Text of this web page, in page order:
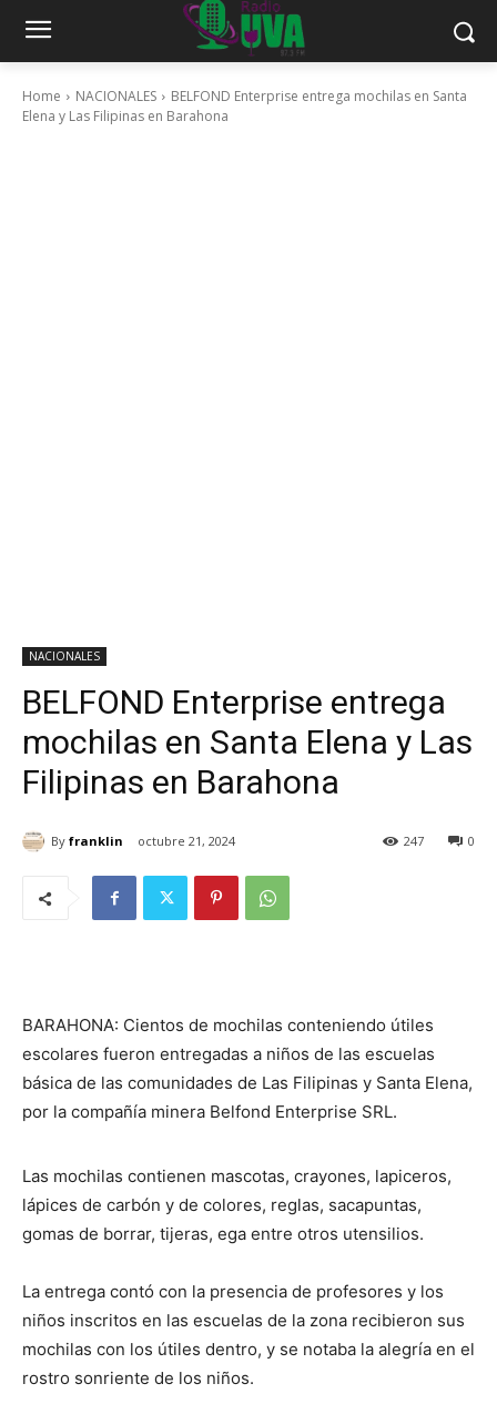
Home NACIONALES
BELFOND Enterprise entrega mochilas en Santa
Elena y Las Filipinas en Barahona
NACIONALES
BELFOND Enterprise entrega
mochilas en Santa Elena y Las
Filipinas en Barahona
By franklin octubre 21, 2024 0
247
BARAHONA: Cientos de mochilas conteniendo útiles
escolares fueron entregadas a niños de las escuelas
básica de las comunidades de Las Filipinas y Santa Elena,
por la compañía minera Belfond Enterprise SRL.
Las mochilas contienen mascotas, crayones, lapiceros,
lápices de carbón y de colores, reglas, sacapuntas,
gomas de borrar, tijeras, ega entre otros utensilios.
La entrega contó con la presencia de profesores y los
niños inscritos en las escuelas de la zona recibieron sus
mochilas con los útiles dentro, y se notaba la alegría en el
rostro sonriente de los niños.